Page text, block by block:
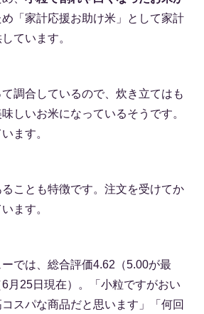
め「家計応援お助け米」として家計
ています。
調合しているので、炊き立てはも
しいお米になっているそうです。
ます。
ことも特徴です。注文を受けてか
ます。
では、総合評価4.62（5.00が最
月25日現在）。「小粒ですがおい
スパな商品だと思います」「何回